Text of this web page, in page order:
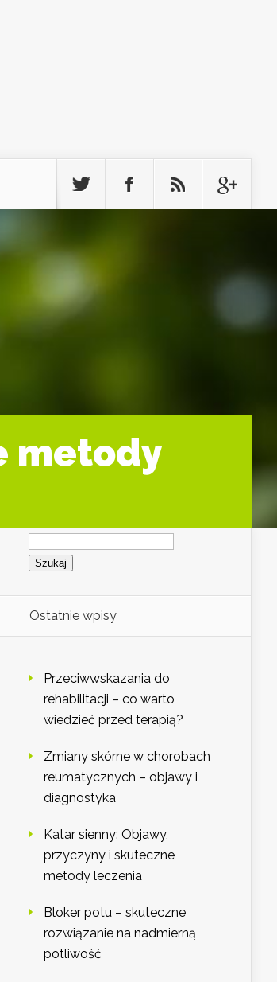
metody
Szukaj:
Ostatnie wpisy
Przeciwwskazania do
rehabilitacji – co warto
wiedzieć przed terapią?
Zmiany skórne w chorobach
reumatycznych – objawy i
diagnostyka
Katar sienny: Objawy,
przyczyny i skuteczne
metody leczenia
Bloker potu – skuteczne
rozwiązanie na nadmierną
potliwość